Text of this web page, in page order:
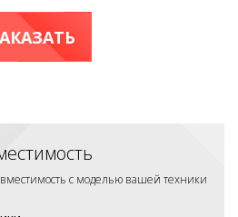
с моделью вашей техники